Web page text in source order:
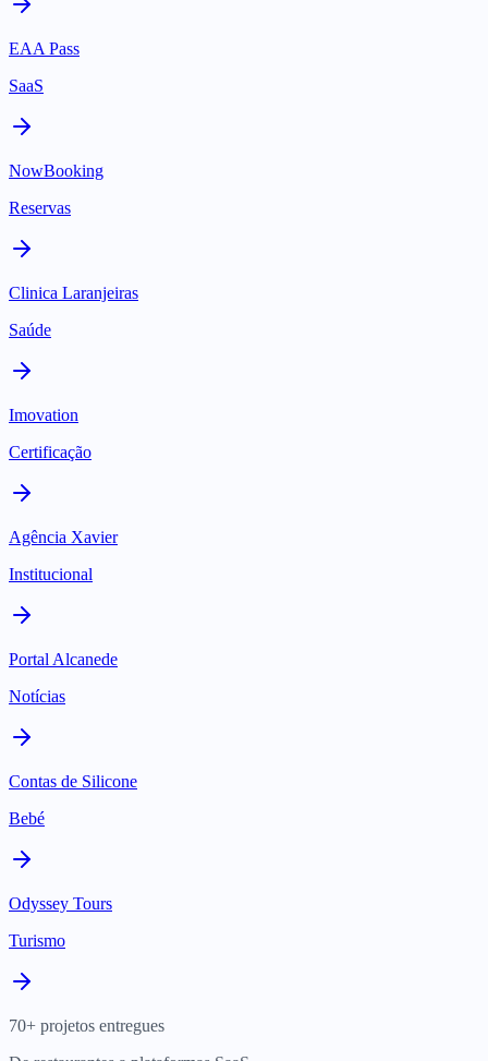
EAA Pass
SaaS
NowBooking
Reservas
Clinica Laranjeiras
Saúde
Imovation
Certificação
Agência Xavier
Institucional
Portal Alcanede
Notícias
Contas de Silicone
Bebé
Odyssey Tours
Turismo
70+ projetos entregues